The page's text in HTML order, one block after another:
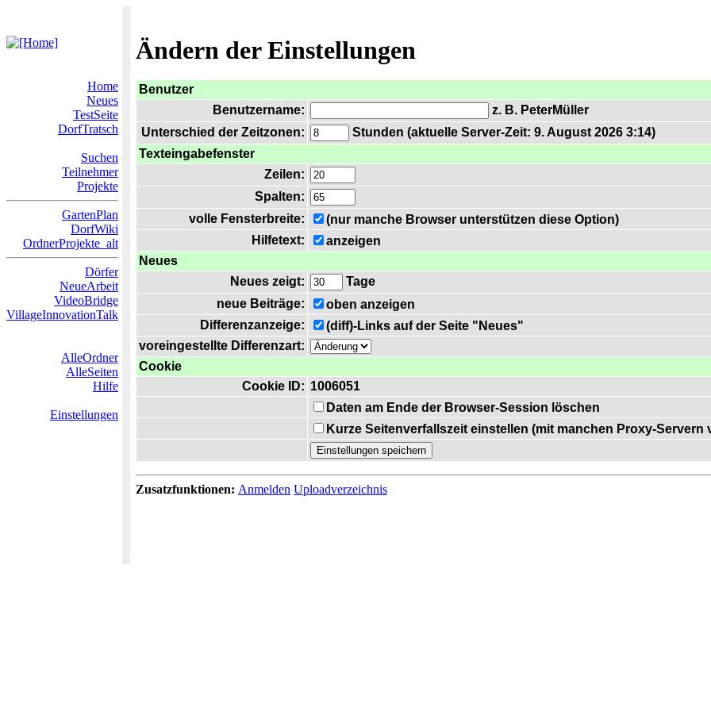
Ändern der Einstellungen
Home
Neues
TestSeite
DorfTratsch
Suchen
Teilnehmer
Projekte
GartenPlan
DorfWiki
OrdnerProjekte_alt
Dörfer
NeueArbeit
VideoBridge
VillageInnovationTalk
AlleOrdner
AlleSeiten
Hilfe
Einstellungen
Benutzer
Benutzername:
z. B. PeterMüller
Unterschied der Zeitzonen:
Stunden (aktuelle Server-Zeit: 9. August 2026 3:14)
Texteingabefenster
Zeilen:
Spalten:
volle Fensterbreite:
(nur manche Browser unterstützen diese Option)
Hilfetext:
anzeigen
Neues
Neues zeigt:
Tage
neue Beiträge:
oben anzeigen
Differenzanzeige:
(diff)-Links auf der Seite "Neues"
voreingestellte Differenzart:
Cookie
Cookie ID: 1006051
Daten am Ende der Browser-Session löschen
Kurze Seitenverfallszeit einstellen (mit manchen Proxy-Servern
Zusatzfunktionen: Anmelden Uploadverzeichnis